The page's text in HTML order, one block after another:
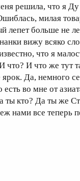
решила, что я
милая
лепет больше не
вижу всяко
что я
что? И что же тут
Да, немного
есть во мне от
ты кто? Да ты же
нами все теперь